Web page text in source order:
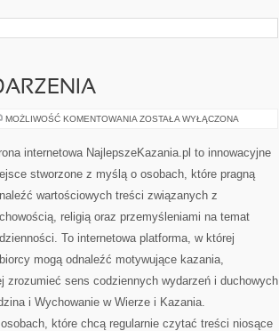
MOŻLIWOŚĆ KOMENTOWANIA AKTUALNOŚCI
ZOSTAŁA WYŁĄCZONA
internetowa NajlepszeKazania.pl to innowacyjne
stworzone z myślą o osobach, które pragną
wartościowych treści związanych z
religią oraz przemyśleniami na temat
To internetowa platforma, w której
mogą odnaleźć motywujące kazania,
zrozumieć sens codziennych wydarzeń i duchowych
i Wychowanie w Wierze i Kazania.
które chcą regularnie czytać treści niosące